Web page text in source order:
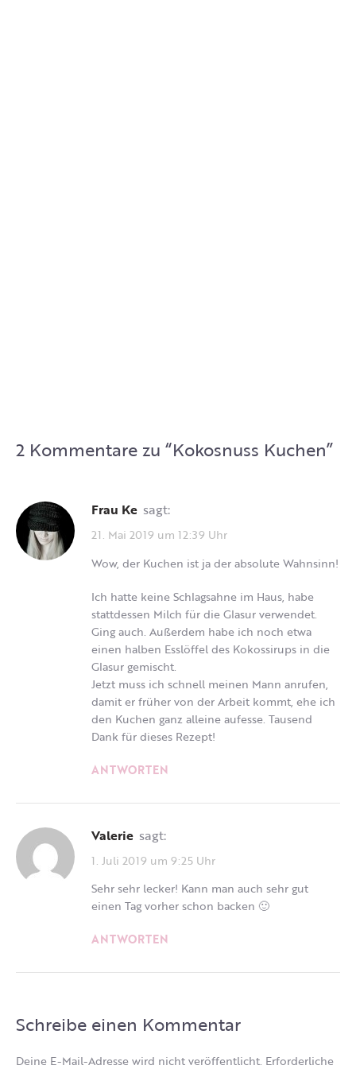
2 Kommentare zu “Kokosnuss Kuchen”
Frau Ke sagt:
21. Mai 2019 um 12:39 Uhr
Wow, der Kuchen ist ja der absolute Wahnsinn!
Ich hatte keine Schlagsahne im Haus, habe
stattdessen Milch für die Glasur verwendet.
Ging auch. Außerdem habe ich noch etwa
einen halben Esslöffel des Kokossirups in die
Glasur gemischt.
Jetzt muss ich schnell meinen Mann anrufen,
damit er früher von der Arbeit kommt, ehe ich
den Kuchen ganz alleine aufesse. Tausend
Dank für dieses Rezept!
ANTWORTEN
Valerie sagt:
1. Juli 2019 um 9:25 Uhr
Sehr sehr lecker! Kann man auch sehr gut
einen Tag vorher schon backen 🙂
ANTWORTEN
Schreibe einen Kommentar
Deine E-Mail-Adresse wird nicht veröffentlicht. Erforderliche